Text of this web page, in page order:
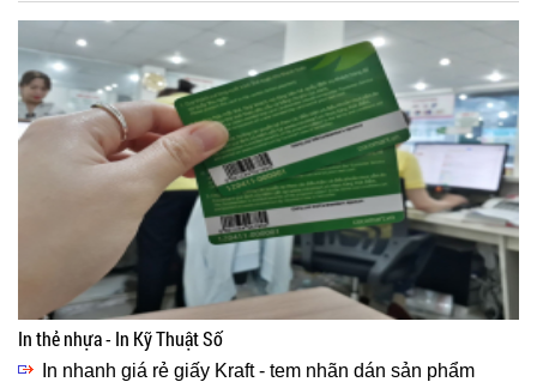
In thẻ nhựa - In Kỹ Thuật Số
In nhanh giá rẻ giấy Kraft - tem nhãn dán sản phẩm